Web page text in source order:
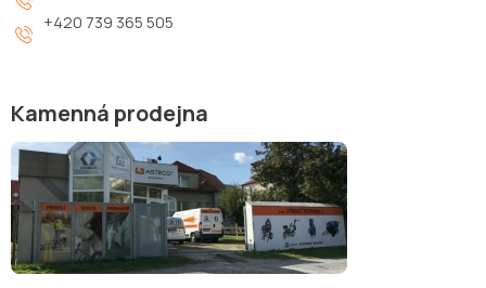
+420 739 365 505
Kamenná prodejna